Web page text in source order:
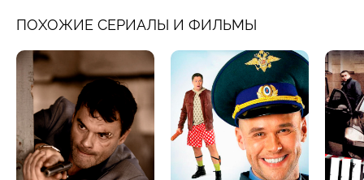
ПОХОЖИЕ СЕРИАЛЫ И ФИЛЬМЫ